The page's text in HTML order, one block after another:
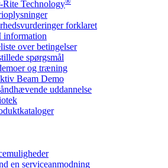
Rite Technology
forklaret
information
over betingelser
spørgsmål
og træning
Beam Demo
uddannelse
en serviceanmodning